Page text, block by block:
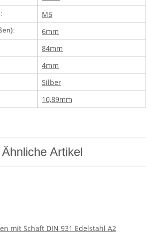
M6
6mm
84mm
4mm
Silber
10,89mm
Ähnliche Artikel